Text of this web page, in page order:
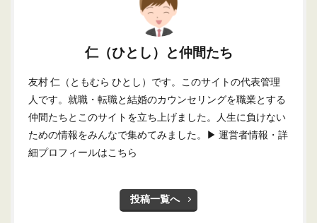
仁（ひとし）と仲間たち
友村 仁（ともむら ひとし）です。このサイトの代表管理
人です。就職・転職と結婚のカウンセリングを職業とする
仲間たちとこのサイトを立ち上げました。人生に負けない
ための情報をみんなで集めてみました。
▶ 運営者情報・詳
細プロフィールはこちら
投稿一覧へ